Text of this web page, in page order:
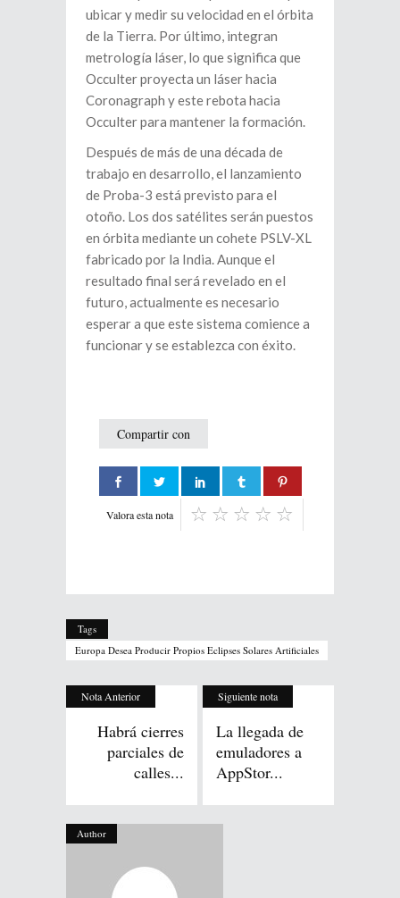
ubicar y medir su velocidad en el órbita
de la Tierra. Por último, integran
metrología láser, lo que significa que
Occulter proyecta un láser hacia
Coronagraph y este rebota hacia
Occulter para mantener la formación.
Después de más de una década de
trabajo en desarrollo, el lanzamiento
de Proba-3 está previsto para el
otoño. Los dos satélites serán puestos
en órbita mediante un cohete PSLV-XL
fabricado por la India. Aunque el
resultado final será revelado en el
futuro, actualmente es necesario
esperar a que este sistema comience a
funcionar y se establezca con éxito.
Compartir con
Valora esta nota
Tags
Europa Desea Producir Propios Eclipses Solares Artificiales
Nota Anterior
Habrá cierres
parciales de
calles...
Siguiente nota
La llegada de
emuladores a
AppStor...
Author